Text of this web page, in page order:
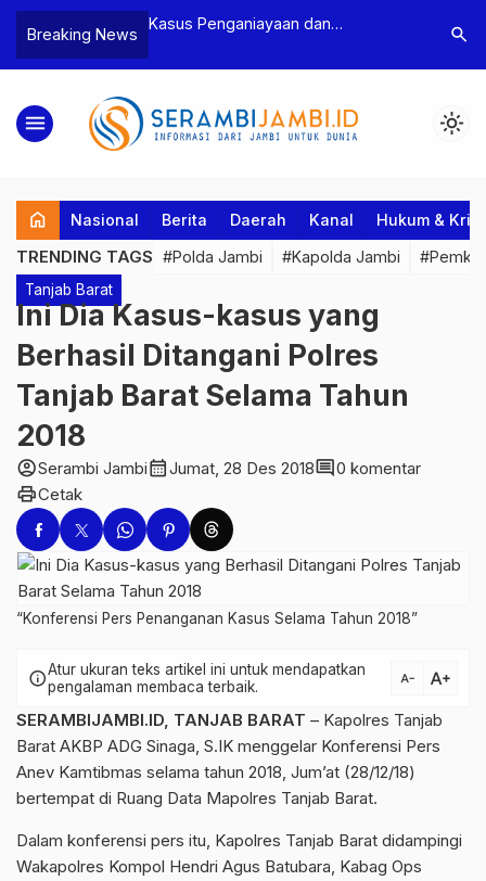
Breaking News
Bea Cukai
Pelaku beserta
dan 146 Gram
Kasus Penganiayaan dan
Tebo Tetapkan Dua Tersangka
Polres
Dua
search
menu light_mode
home Nasional Berita Daerah Kanal Hukum &
TRENDING TAGS #Polda Jambi #Kapolda Jambi
Tanjab Barat
Ini Dia Kasus-kasus yang
Berhasil Ditangani Polres
Tanjab Barat Selama Tahun
2018
account_circleSerambi Jambicalendar_monthJumat, 28 Des 2018comment0 komentar
printCetak
“Konferensi Pers Penanganan Kasus Selama Tahun 2018”
infoAtur ukuran teks artikel ini untuk mendapatkan
pengalaman membaca terbaik.
text_decrease text_increase
SERAMBIJAMBI.ID, TANJAB BARAT – Kapolres Tanjab
Barat AKBP ADG Sinaga, S.IK menggelar Konferensi Pers
Anev Kamtibmas selama tahun 2018, Jum’at (28/12/18)
bertempat di Ruang Data Mapolres Tanjab Barat.
Dalam konferensi pers itu, Kapolres Tanjab Barat didampingi
Wakapolres Kompol Hendri Agus Batubara, Kabag Ops